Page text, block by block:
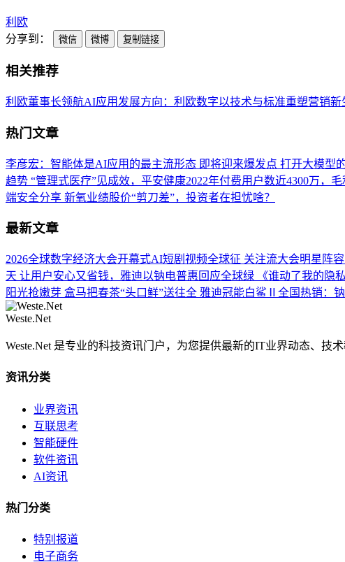
利欧
分享到：
微信 微博 复制链接
相关推荐
利欧董事长领航AI应用发展方向：利欧数字以技术与标准重塑营销新
热门文章
李彦宏：智能体是AI应用的最主流形态 即将迎来爆发点 打开大模型
趋势 “管理式医疗”见成效，平安健康2022年付费用户数近4300万，毛
端安全分享 新氧业绩股价“剪刀差”，投资者在担忧啥？
最新文章
2026全球数字经济大会开幕式AI短剧视频全球征 关注流大会明星阵
天 让用户安心又省钱，雅迪以钠电普惠回应全球绿 《谁动了我的隐
阳光抢嫩芽 盒马把春茶“头口鲜”送往全 雅迪冠能白鲨Ⅱ全国热销：钠
Weste.Net
Weste.Net 是专业的科技资讯门户，为您提供最新的IT业界动态、技
资讯分类
业界资讯
互联思考
智能硬件
软件资讯
AI资讯
热门分类
特别报道
电子商务